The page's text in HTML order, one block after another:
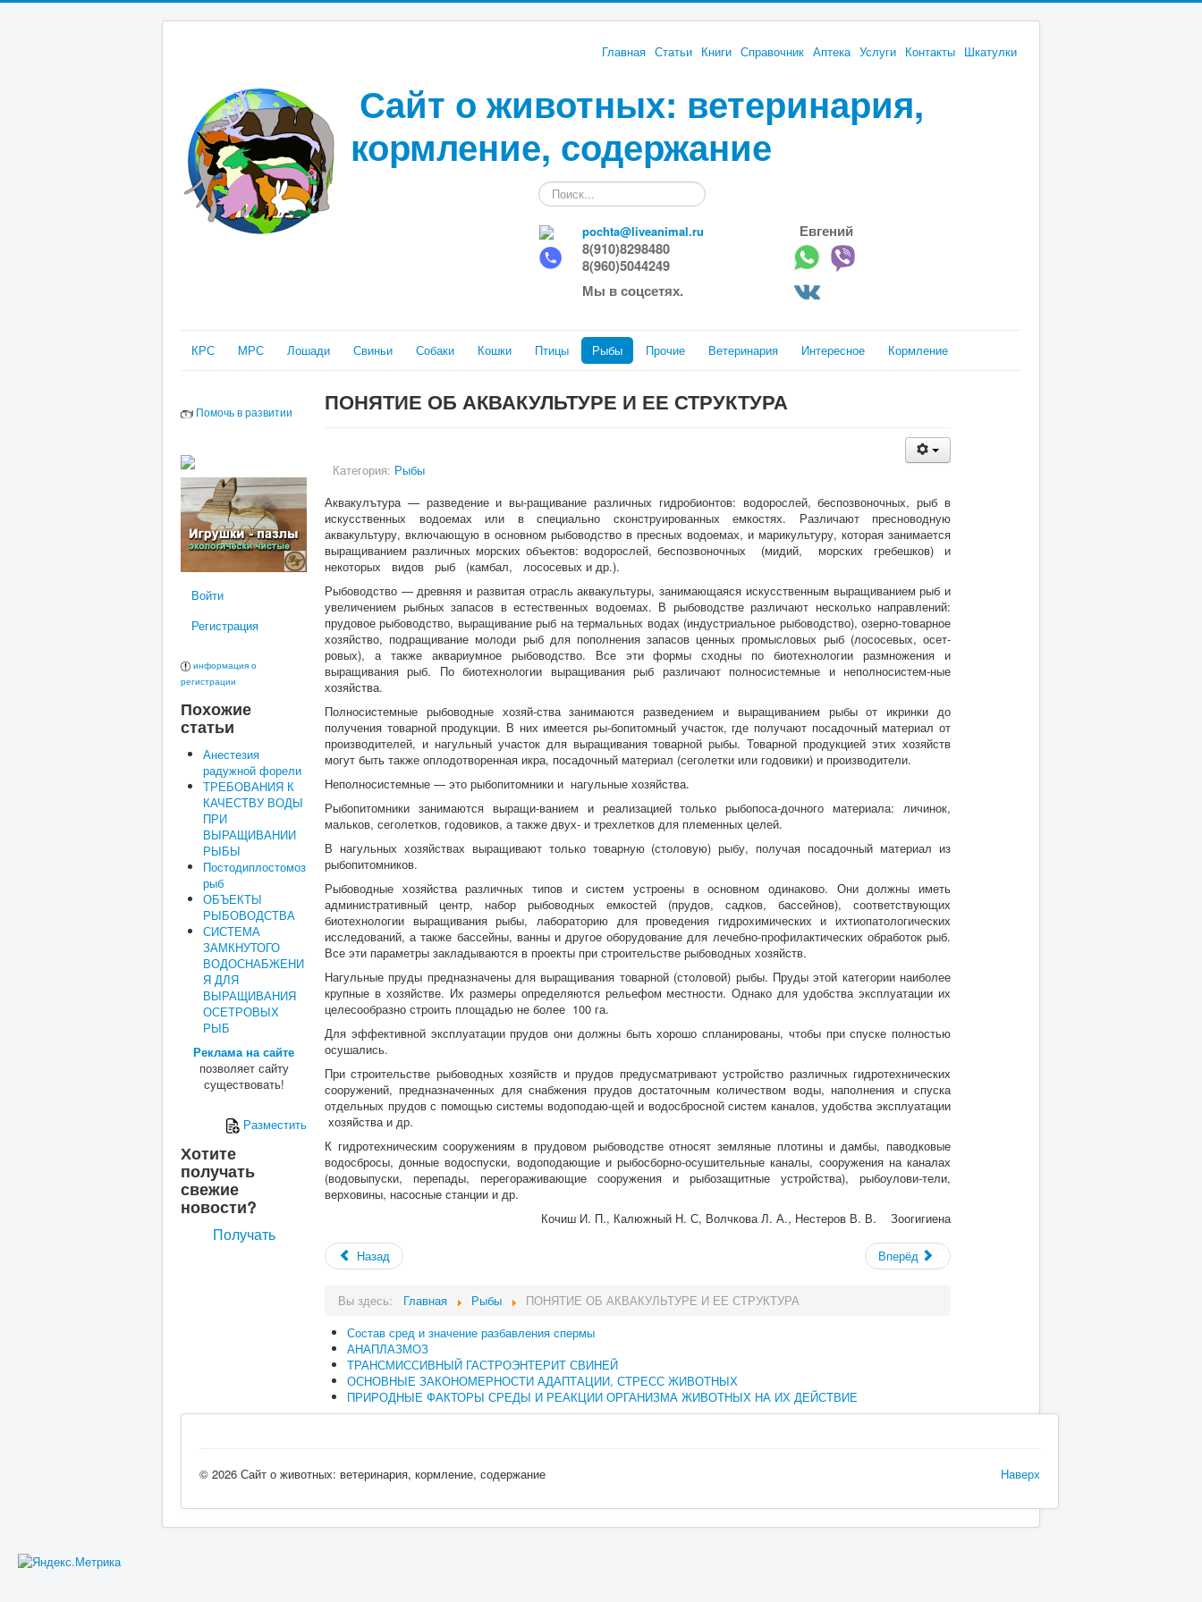
Главная Статьи Книги Справочник Аптека Услуги Контакты Шкатулки
Сайт о животных: ветеринария,
кормление, содержание
Искать...
pochta@liveanimal.ru
Евгений
8(910)8298480
8(960)5044249
Мы в соцсетях.
КРС МРС Лошади Свиньи Собаки Кошки Птицы Рыбы Прочие Ветеринария Интересное Кормление
Помочь в развитии
Войти
Регистрация
информация о
регистрации
Похожие
статьи
Анестезия
радужной форели
ТРЕБОВАНИЯ К
КАЧЕСТВУ ВОДЫ
ПРИ
ВЫРАЩИВАНИИ
РЫБЫ
Постодиплостомоз
рыб
ОБЪЕКТЫ
РЫБОВОДСТВА
СИСТЕМА
ЗАМКНУТОГО
ВОДОСНАБЖЕНИ
Я ДЛЯ
ВЫРАЩИВАНИЯ
ОСЕТРОВЫХ
РЫБ
Реклама на сайте
позволяет сайту
существовать!
Разместить
Хотите
получать
свежие
новости?
Получать
ПОНЯТИЕ ОБ АКВАКУЛЬТУРЕ И ЕЕ СТРУКТУРА
Категория: Рыбы
Аквакулътура — разведение и вы-ращивание различных гидробионтов: водорослей, беспозвоночных, рыб в
искусственных водоемах или в специально сконструированных емкостях. Различают пресноводную
аквакультуру, включающую в основном рыбоводство в пресных водоемах, и марикультуру, которая занимается
выращиванием различных морских объектов: водорослей, беспозвоночных (мидий, морских гребешков) и
некоторых видов рыб (камбал, лососевых и др.).
Рыбоводство — древняя и развитая отрасль аквакультуры, занимающаяся искусственным выращиванием рыб и
увеличением рыбных запасов в естественных водоемах. В рыбоводстве различают несколько направлений:
прудовое рыбоводство, выращивание рыб на термальных водах (индустриальное рыбоводство), озерно-товарное
хозяйство, подращивание молоди рыб для пополнения запасов ценных промысловых рыб (лососевых, осет-
ровых), а также аквариумное рыбоводство. Все эти формы сходны по биотехнологии размножения и
выращивания рыб. По биотехнологии выращивания рыб различают полносистемные и неполносистем-ные
хозяйства.
Полносистемные рыбоводные хозяй-ства занимаются разведением и выращиванием рыбы от икринки до
получения товарной продукции. В них имеется ры-бопитомный участок, где получают посадочный материал от
производителей, и нагульный участок для выращивания товарной рыбы. Товарной продукцией этих хозяйств
могут быть также оплодотворенная икра, посадочный материал (сеголетки или годовики) и производители.
Неполносистемные — это рыбопитомники и нагульные хозяйства.
Рыбопитомники занимаются выращи-ванием и реализацией только рыбопоса-дочного материала: личинок,
мальков, сеголетков, годовиков, а также двух- и трехлетков для племенных целей.
В нагульных хозяйствах выращивают только товарную (столовую) рыбу, получая посадочный материал из
рыбопитомников.
Рыбоводные хозяйства различных типов и систем устроены в основном одинаково. Они должны иметь
административный центр, набор рыбоводных емкостей (прудов, садков, бассейнов), соответствующих
биотехнологии выращивания рыбы, лабораторию для проведения гидрохимических и ихтиопатологических
исследований, а также бассейны, ванны и другое оборудование для лечебно-профилактических обработок рыб.
Все эти параметры закладываются в проекты при строительстве рыбоводных хозяйств.
Нагульные пруды предназначены для выращивания товарной (столовой) рыбы. Пруды этой категории наиболее
крупные в хозяйстве. Их размеры определяются рельефом местности. Однако для удобства эксплуатации их
целесообразно строить площадью не более 100 га.
Для эффективной эксплуатации прудов они должны быть хорошо спланированы, чтобы при спуске полностью
осушались.
При строительстве рыбоводных хозяйств и прудов предусматривают устройство различных гидротехнических
сооружений, предназначенных для снабжения прудов достаточным количеством воды, наполнения и спуска
отдельных прудов с помощью системы водоподаю-щей и водосбросной систем каналов, удобства эксплуатации
хозяйства и др.
К гидротехническим сооружениям в прудовом рыбоводстве относят земляные плотины и дамбы, паводковые
водосбросы, донные водоспуски, водоподающие и рыбосборно-осушительные каналы, сооружения на каналах
(водовыпуски, перепады, перегораживающие сооружения и рыбозащитные устройства), рыбоулови-тели,
верховины, насосные станции и др.
Кочиш И. П., Калюжный Н. С, Волчкова Л. А., Нестеров В. В. Зоогигиена
Назад Вперёд
Вы здесь: Главная Рыбы
ПОНЯТИЕ ОБ АКВАКУЛЬТУРЕ И ЕЕ СТРУКТУРА
Состав сред и значение разбавления спермы
АНАПЛАЗМОЗ
ТРАНСМИССИВНЫЙ ГАСТРОЭНТЕРИТ СВИНЕЙ
ОСНОВНЫЕ ЗАКОНОМЕРНОСТИ АДАПТАЦИИ, СТРЕСС ЖИВОТНЫХ
ПРИРОДНЫЕ ФАКТОРЫ СРЕДЫ И РЕАКЦИИ ОРГАНИЗМА ЖИВОТНЫХ НА ИХ ДЕЙСТВИЕ
Наверх
© 2026 Сайт о животных: ветеринария, кормление, содержание